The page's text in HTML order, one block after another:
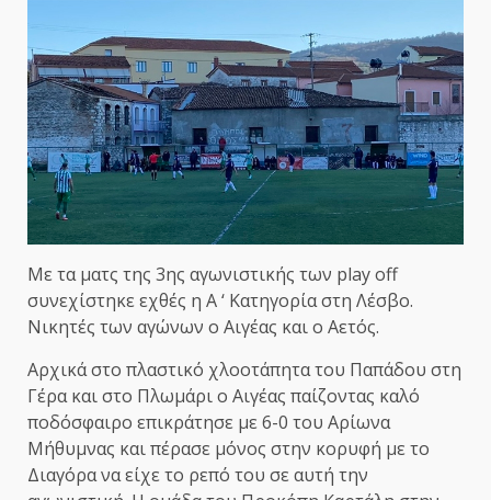
Με τα ματς της 3ης αγωνιστικής των play off
συνεχίστηκε εχθές η Α ‘ Κατηγορία στη Λέσβο.
Νικητές των αγώνων ο Αιγέας και ο Αετός.
Αρχικά στο πλαστικό χλοοτάπητα του Παπάδου στη
Γέρα και στο Πλωμάρι ο Αιγέας παίζοντας καλό
ποδόσφαιρο επικράτησε με 6-0 του Αρίωνα
Μήθυμνας και πέρασε μόνος στην κορυφή με το
Διαγόρα να είχε το ρεπό του σε αυτή την